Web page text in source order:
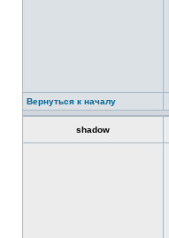
Вернуться к началу
shadow